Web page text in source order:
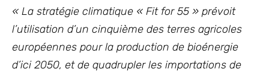
« La stratégie climatique « Fit for 55 » prévoit
l’utilisation d’un cinquième des terres agricoles
européennes pour la production de bioénergie
d’ici 2050, et de quadrupler les importations de